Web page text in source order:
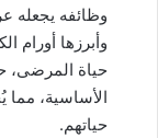
وظائفه يجعله
وأبرزها أورام
حياة المرضى،
الأساسية، مما
حياتهم.